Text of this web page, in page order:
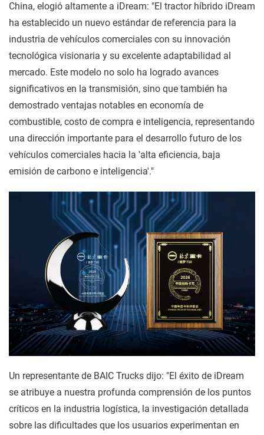
China, elogió altamente a iDream: "El tractor híbrido iDream
ha establecido un nuevo estándar de referencia para la
industria de vehículos comerciales con su innovación
tecnológica visionaria y su excelente adaptabilidad al
mercado. Este modelo no solo ha logrado avances
significativos en la transmisión, sino que también ha
demostrado ventajas notables en economía de
combustible, costo de compra e inteligencia, representando
una dirección importante para el desarrollo futuro de los
vehículos comerciales hacia la 'alta eficiencia, baja
emisión de carbono e inteligencia'."
Un representante de BAIC Trucks dijo: "El éxito de iDream
se atribuye a nuestra profunda comprensión de los puntos
críticos en la industria logística, la investigación detallada
sobre las dificultades que los usuarios experimentan en